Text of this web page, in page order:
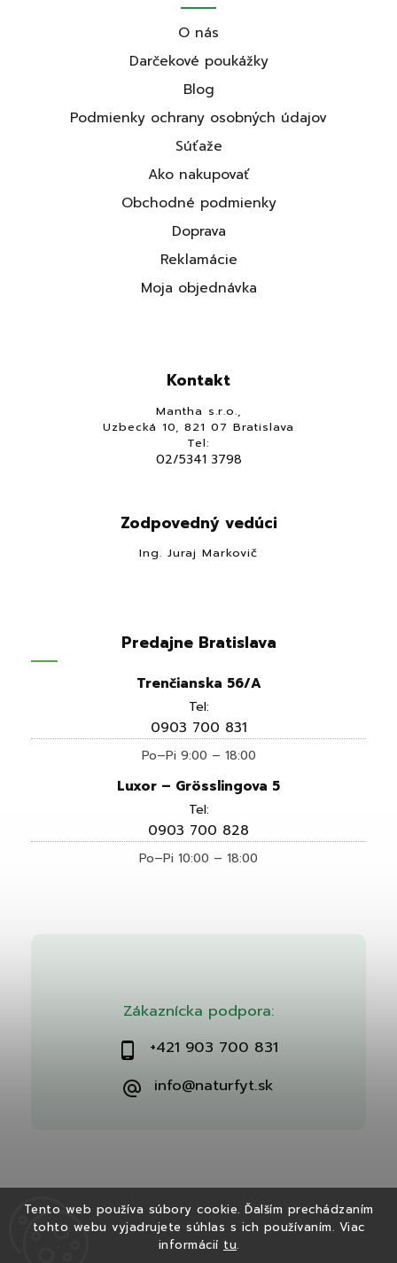
Tento web používa súbory cookie. Ďalším prechádzaním
tohto webu vyjadrujete súhlas s ich používaním. Viac
informácií tu.
Zákaznícka podpora:
+421 903 700 831
info@naturfyt.sk
O nás
Darčekové poukážky
Blog
Podmienky ochrany osobných údajov
Súťaže
Ako nakupovať
Obchodné podmienky
Doprava
Reklamácie
Moja objednávka
Kontakt
Mantha s.r.o.,
Uzbecká 10, 821 07 Bratislava
Tel:
02/5341 3798
Zodpovedný vedúci
Ing. Juraj Markovič
Predajne Bratislava
Trenčianska 56/A
Tel:
0903 700 831
Po–Pi 9:00 – 18:00
Luxor – Grösslingova 5
Tel:
0903 700 828
Po–Pi 10:00 – 18:00
Copyright 2026Naturfyt.sk. Všetky práva vyhradené.
| Design